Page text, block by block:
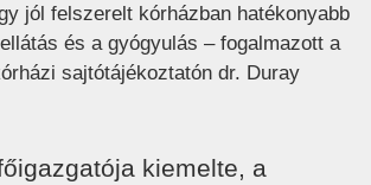
jól felszerelt kórházban hatékonyabb
és a gyógyulás – fogalmazott a
sajtótájékoztatón dr. Duray
kiemelte, a